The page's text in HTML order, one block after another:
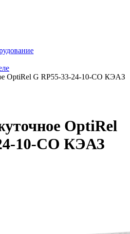
OptiRel G RP55-33-24-10-CO КЭАЗ
OptiRel
10-CO КЭАЗ